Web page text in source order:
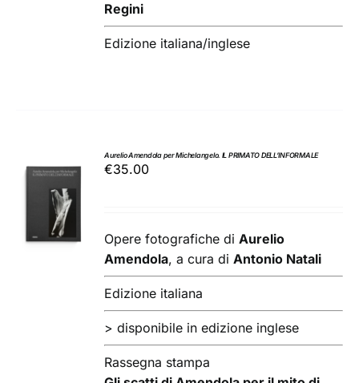
Regini
Edizione italiana/inglese
AGGIUNGI
AL
CARRELLO
/
DETTAGLI
Aurelio Amendola per Michelangelo. IL PRIMATO DELL’INFORMALE
€35.00
Opere fotografiche diAurelio
Amendola, a cura diAntonio Natali
Edizione italiana
> disponibile in edizione inglese
Rassegna stampa